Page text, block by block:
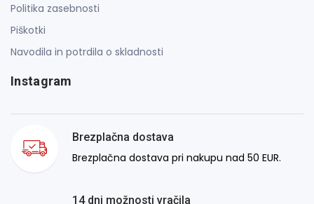
Politika zasebnosti
Piškotki
Navodila in potrdila o skladnosti
Instagram
Brezplačna dostava
Brezplačna dostava pri nakupu nad 50 EUR.
14 dni možnosti vračila